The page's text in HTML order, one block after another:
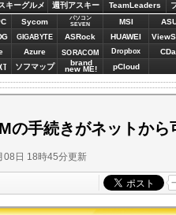
キーグルメ 週刊アスキー TeamLeaders
Sycom
パソコン
SEVEN
MSI
GIGABYTE ASRock HUAWEI
Azure SORACOM Dropbox
ソフマップ brand
new ME! pCloud
の手続きがネットから
08日 18時45分更新